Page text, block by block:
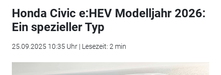
Honda Civic e:HEV Modelljahr 2026:
Ein spezieller Typ
25.09.2025 10:35 Uhr | Lesezeit: 2 min